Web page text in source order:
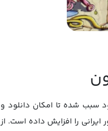
سبب شده تا امکان دانلود و
را افزایش داده است. از